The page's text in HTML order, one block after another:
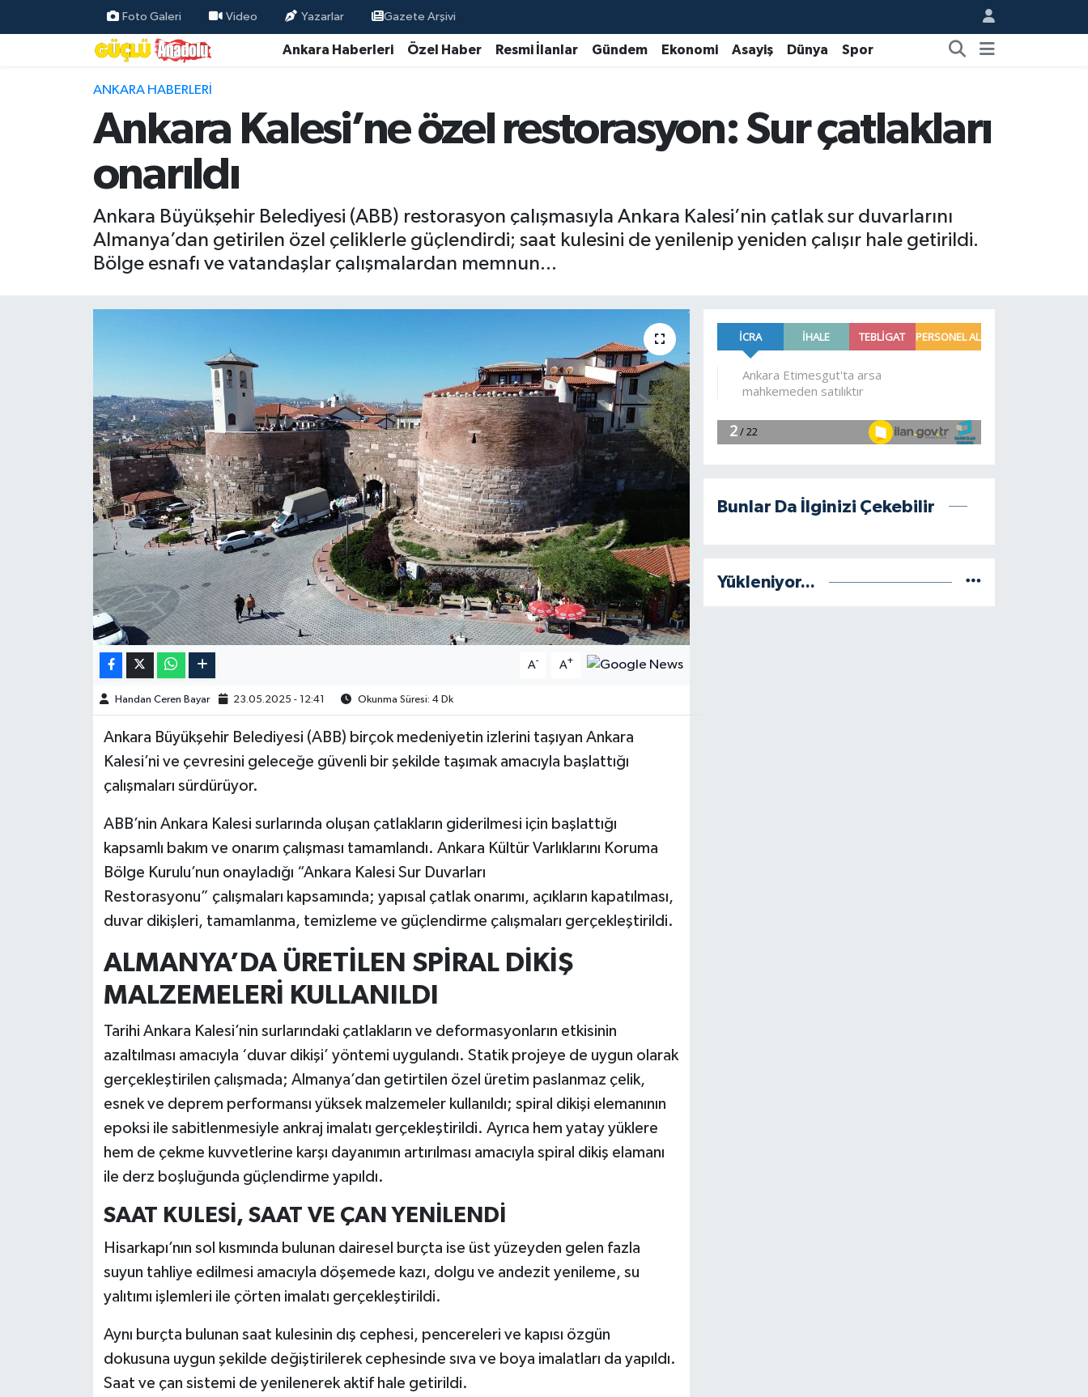
Foto Galeri Video Yazarlar Gazete Arşivi
Ankara Haberleri Özel Haber Resmi İlanlar Gündem Ekonomi Asayiş Dünya Spor
ANKARA HABERLERI
Ankara Kalesi’ne özel restorasyon: Sur çatlakları
onarıldı
Ankara Büyükşehir Belediyesi (ABB) restorasyon çalışmasıyla Ankara Kalesi’nin çatlak sur duvarlarını
Almanya’dan getirilen özel çeliklerle güçlendirdi; saat kulesini de yenilenip yeniden çalışır hale getirildi.
Bölge esnafı ve vatandaşlar çalışmalardan memnun...
A- A+
Handan Ceren Bayar 23.05.2025 - 12:41 Okunma Süresi: 4 Dk
Ankara Büyükşehir Belediyesi (ABB) birçok medeniyetin izlerini taşıyan Ankara
Kalesi’ni ve çevresini geleceğe güvenli bir şekilde taşımak amacıyla başlattığı
çalışmaları sürdürüyor.
ABB’nin Ankara Kalesi surlarında oluşan çatlakların giderilmesi için başlattığı
kapsamlı bakım ve onarım çalışması tamamlandı. Ankara Kültür Varlıklarını Koruma
Bölge Kurulu’nun onayladığı “Ankara Kalesi Sur Duvarları
Restorasyonu” çalışmaları kapsamında; yapısal çatlak onarımı, açıkların kapatılması,
duvar dikişleri, tamamlanma, temizleme ve güçlendirme çalışmaları gerçekleştirildi.
ALMANYA’DA ÜRETİLEN SPİRAL DİKİŞ
MALZEMELERİ KULLANILDI
Tarihi Ankara Kalesi’nin surlarındaki çatlakların ve deformasyonların etkisinin
azaltılması amacıyla ‘duvar dikişi’ yöntemi uygulandı. Statik projeye de uygun olarak
gerçekleştirilen çalışmada; Almanya’dan getirtilen özel üretim paslanmaz çelik,
esnek ve deprem performansı yüksek malzemeler kullanıldı; spiral dikişi elemanının
epoksi ile sabitlenmesiyle ankraj imalatı gerçekleştirildi. Ayrıca hem yatay yüklere
hem de çekme kuvvetlerine karşı dayanımın artırılması amacıyla spiral dikiş elamanı
ile derz boşluğunda güçlendirme yapıldı.
SAAT KULESİ, SAAT VE ÇAN YENİLENDİ
Hisarkapı’nın sol kısmında bulunan dairesel burçta ise üst yüzeyden gelen fazla
suyun tahliye edilmesi amacıyla döşemede kazı, dolgu ve andezit yenileme, su
yalıtımı işlemleri ile çörten imalatı gerçekleştirildi.
Aynı burçta bulunan saat kulesinin dış cephesi, pencereleri ve kapısı özgün
dokusuna uygun şekilde değiştirilerek cephesinde sıva ve boya imalatları da yapıldı.
Saat ve çan sistemi de yenilenerek aktif hale getirildi.
Bunlar Da İlginizi Çekebilir
Yükleniyor...
Özel Haber
Resmi İlanlar
Ekonomi
Gündem
Burç Yorumları
Hava Durumu
Kim kimdir?
Kültür Sanat
Televizyon